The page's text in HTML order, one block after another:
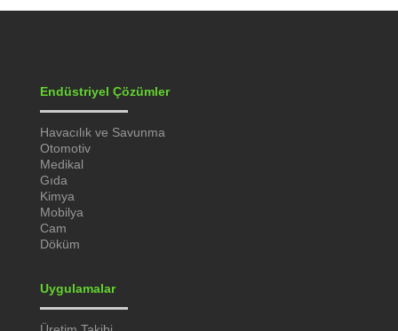
Endüstriyel Çözümler
Havacılık ve Savunma
Otomotiv
Medikal
Gıda
Kimya
Mobilya
Cam
Döküm
Uygulamalar